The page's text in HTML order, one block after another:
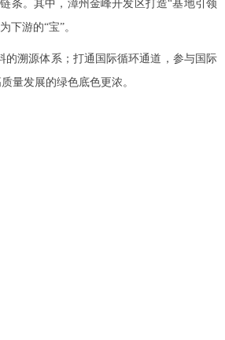
条。其中，漳州金峰开发区打造“基地引领
游的“宝”。
溯源体系；打通国际循环通道，参与国际
量发展的绿色底色更浓。